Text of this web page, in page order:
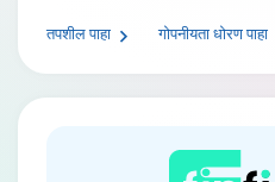
तपशील पाहा गोपनीयता धोरण पाहा